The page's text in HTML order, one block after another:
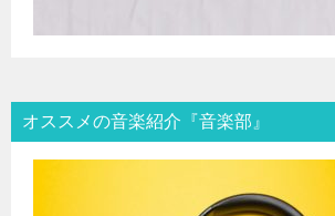
オススメの音楽紹介『音楽部』